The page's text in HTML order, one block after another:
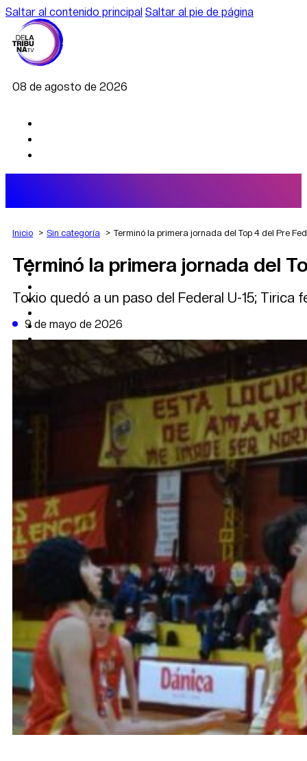
Saltar al contenido principal Saltar al pie de página
08 de agosto de 2026
AGRO
DEPORTES
POLÍTICA
DATA FIRME
DE LA TRIBUNA TV
Inicio Sin categoría Terminó la primera jornada del Top 4 del Pre
Terminó la primera jornada del
Tokio quedó a un paso del Federal U-15; Tirica
9 de mayo de 2026